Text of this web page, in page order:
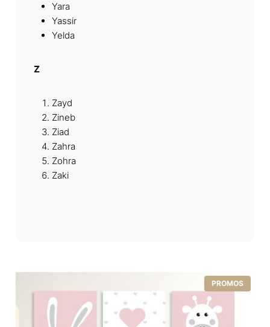
Yara
Yassir
Yelda
Z
Zayd
Zineb
Ziad
Zahra
Zohra
Zaki
PROMOS